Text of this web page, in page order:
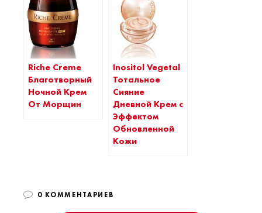
Riche Creme
Благотворный
Ночной Крем
От Морщин
Inositol Vegetal
Тотальное
Сияние
Дневной Крем с
Эффектом
Обновленной
Кожи
0 КОММЕНТАРИЕВ